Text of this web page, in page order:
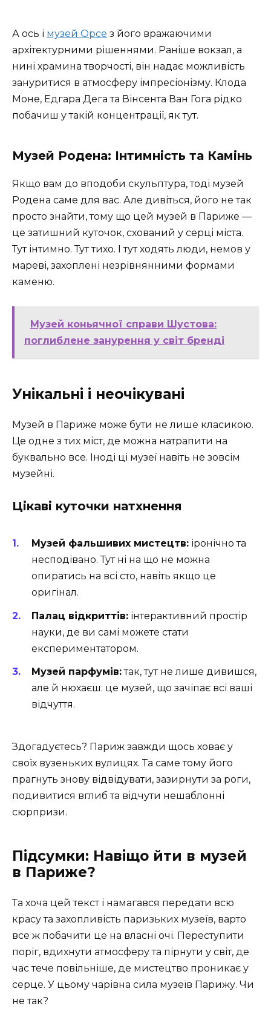
А ось і музей Орсе з його вражаючими
архітектурними рішеннями. Раніше вокзал, а
нині храмина творчості, він надає можливість
зануритися в атмосферу імпресіонізму. Клода
Моне, Едгара Дега та Вінсента Ван Гога рідко
побачиш у такій концентрації, як тут.
Музей Родена: Інтимність та Камінь
Якщо вам до вподоби скульптура, тоді музей
Родена саме для вас. Але дивіться, його не так
просто знайти, тому що цей музей в Париже —
це затишний куточок, схований у серці міста.
Тут інтимно. Тут тихо. І тут ходять люди, немов у
мареві, захоплені незрівнянними формами
каменю.
Музей коньячної справи Шустова:
поглиблене занурення у світ бренді
Унікальні і неочікувані
Музей в Париже може бути не лише класикою.
Це одне з тих міст, де можна натрапити на
буквально все. Іноді ці музеї навіть не зовсім
музейні.
Цікаві куточки натхнення
Музей фальшивих мистецтв: іронічно та
несподівано. Тут ні на що не можна
опиратись на всі сто, навіть якщо це
оригінал.
Палац відкриттів: інтерактивний простір
науки, де ви самі можете стати
експериментатором.
Музей парфумів:так, тут не лише дивишся,
але й нюхаєш: це музей, що зачіпає всі ваші
відчуття.
Здогадуєтесь? Париж завжди щось ховає у
своїх вузеньких вулицях. Та саме тому його
прагнуть знову відвідувати, зазирнути за роги,
подивитися вглиб та відчути нешаблонні
сюрпризи.
Підсумки: Навіщо йти в музей
в Париже?
Та хоча цей текст і намагався передати всю
красу та захопливість паризьких музеїв, варто
все ж побачити це на власні очі. Переступити
поріг, вдихнути атмосферу та пірнути у світ, де
час тече повільніше, де мистецтво проникає у
серце. У цьому чарівна сила музеїв Парижу. Чи
не так?